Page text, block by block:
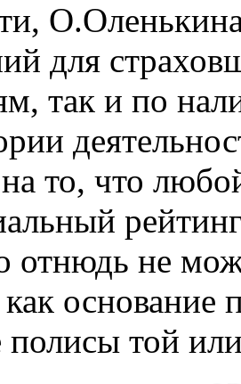
для
так и по
то, что
отнюдь не
основание
полисы той